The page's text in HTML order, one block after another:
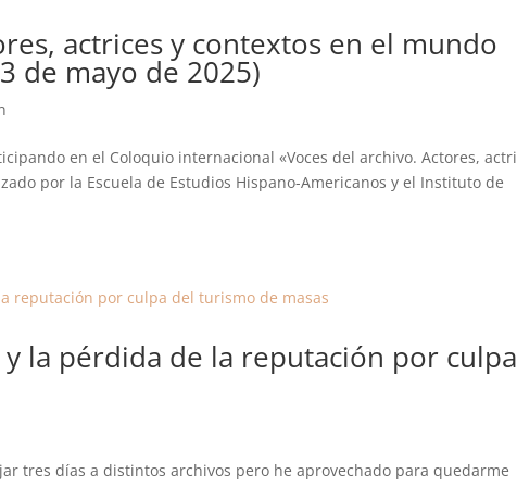
actrices y contextos en el mundo
de mayo de 2025)
en el Coloquio internacional «Voces del archivo. Actores,
por la Escuela de Estudios Hispano-Americanos y el Instituto de
la pérdida de la reputación por culpa
tres días a distintos archivos pero he aprovechado para quedarme